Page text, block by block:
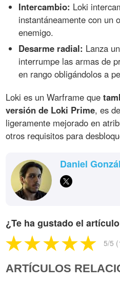
Intercambio: Loki
instantáneamente con un
enemigo.
Desarme radial: Lanza
interrumpe las armas de
en rango obligándolos a
Loki es un Warframe que
versión de Loki Prime, es
ligeramente mejorado en
otros requisitos para
Daniel
¿Te ha gustado el
5/5 (
ARTÍCULOS